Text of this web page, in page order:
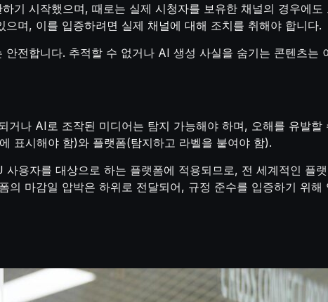
기 시작했으며, 때로는 실제 시청자를 보유한 채널의 경우에도
며, 이를 입증하려면 실제 채널에 대해 조치를 취해야 합니다.
전합니다. 추적할 수 없거나 AI 생성 사실을 숨기는 콘텐츠는
나 AI로 조작된 미디어는 탐지 가능해야 하며, 오해를 유발할
표시해야 함)와 플랫폼(탐지하고 라벨을 붙여야 함).
용자를 대상으로 하는 플랫폼에 적용되므로, 전 세계적인 플
마감일 압박은 하위로 전달되어, 규정 준수를 입증하기 위해